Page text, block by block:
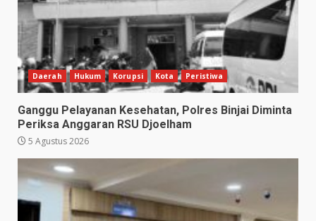
Daerah Hukum Korupsi Kota Peristiwa
Ganggu Pelayanan Kesehatan, Polres Binjai Diminta
Periksa Anggaran RSU Djoelham
5 Agustus 2026